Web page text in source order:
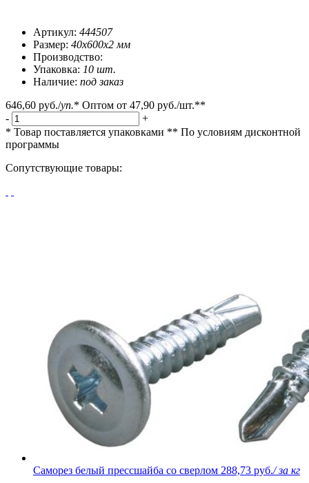
Артикул: 444507
Размер: 40x600x2 мм
Производство:
Упаковка: 10 шт.
Наличие: под заказ
646,60 руб./уп.* Оптом от 47,90 руб./шт.**
-
+
* Товар поставляется упаковками ** По условиям дисконтной
программы
Сопутствующие товары:
Саморез белый прессшайба со сверлом 288,73 руб./ за кг